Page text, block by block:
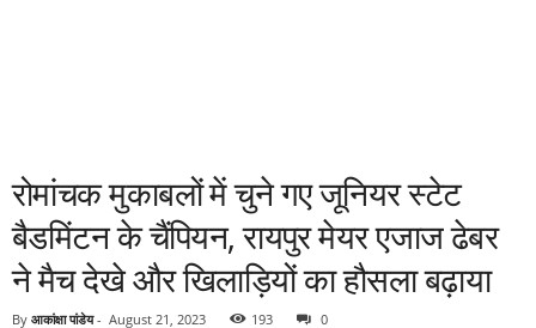
रोमांचक मुकाबलों में चुने गए जूनियर स्टेट
बैडमिंटन के चैंपियन, रायपुर मेयर एजाज ढेबर
ने मैच देखे और खिलाड़ियों का हौसला बढ़ाया
By आकांक्षा पांडेय- August 21, 2023 193 0